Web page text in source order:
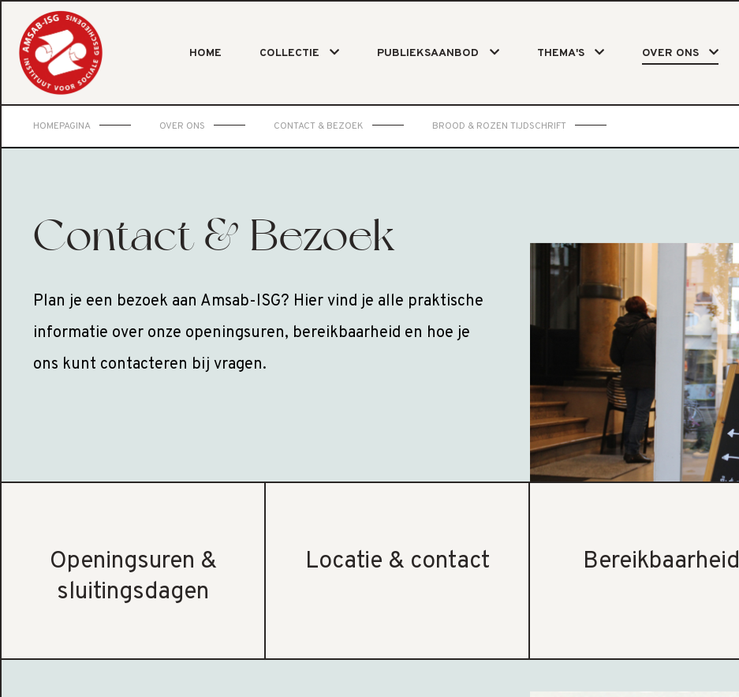
HOME COLLECTIE PUBLIEKSAANBOD THEMA'S OVER ONS
HOMEPAGINA OVER ONS CONTACT & BEZOEK BROOD & ROZEN TIJDSCHRIFT
Contact & Bezoek
Plan je een bezoek aan Amsab-ISG? Hier vind je alle praktische
informatie over onze openingsuren, bereikbaarheid en hoe je
ons kunt contacteren bij vragen.
Openingsuren &
sluitingsdagen
Locatie & contact Bereikbaarheid